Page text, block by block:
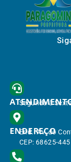
Segunda à
ENDEREÇO
End.: Av. do
CEP: 68625-445